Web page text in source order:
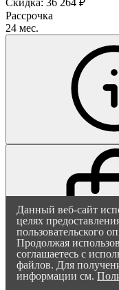
Рассрочка
24 мес.
Данный веб-сайт
целях
пользовательского
Продолжая
соглашаетесь с
файлов. Для
информации см.